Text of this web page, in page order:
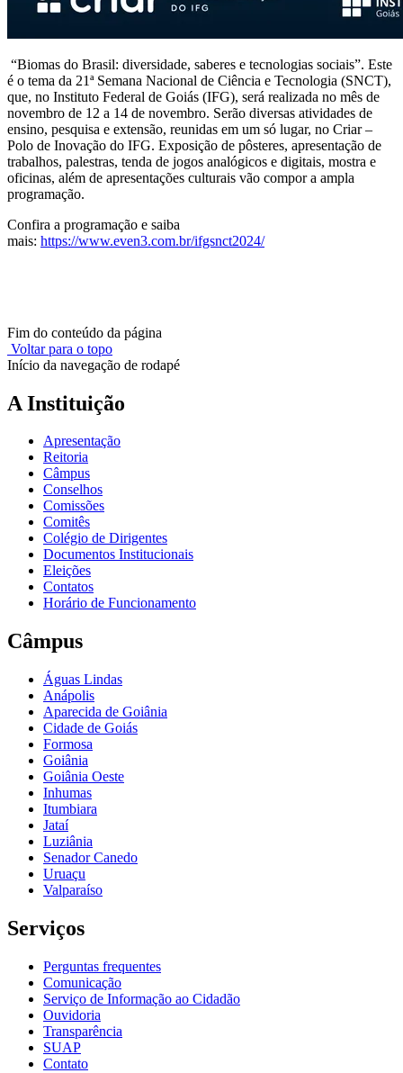
“Biomas do Brasil: diversidade, saberes e tecnologias sociais”. Este
é o tema da 21ª Semana Nacional de Ciência e Tecnologia (SNCT),
que, no Instituto Federal de Goiás (IFG), será realizada no mês de
novembro de 12 a 14 de novembro. Serão diversas atividades de
ensino, pesquisa e extensão, reunidas em um só lugar, no Criar –
Polo de Inovação do IFG. Exposição de pôsteres, apresentação de
trabalhos, palestras, tenda de jogos analógicos e digitais, mostra e
oficinas, além de apresentações culturais vão compor a ampla
programação.
Confira a programação e saiba
mais: https://www.even3.com.br/ifgsnct2024/
Fim do conteúdo da página
Voltar para o topo
Início da navegação de rodapé
A Instituição
Apresentação
Reitoria
Câmpus
Conselhos
Comissões
Comitês
Colégio de Dirigentes
Documentos Institucionais
Eleições
Contatos
Horário de Funcionamento
Câmpus
Águas Lindas
Anápolis
Aparecida de Goiânia
Cidade de Goiás
Formosa
Goiânia
Goiânia Oeste
Inhumas
Itumbiara
Jataí
Luziânia
Senador Canedo
Uruaçu
Valparaíso
Serviços
Perguntas frequentes
Comunicação
Serviço de Informação ao Cidadão
Ouvidoria
Transparência
SUAP
Contato